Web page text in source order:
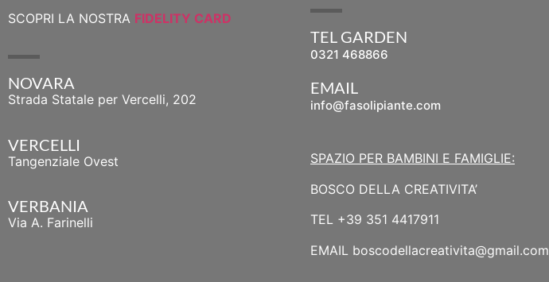
SCOPRI LA NOSTRA FIDELITY CARD
NOVARA
Strada Statale per Vercelli, 202
VERCELLI
Tangenziale Ovest
VERBANIA
Via A. Farinelli
TEL GARDEN
0321 468866
EMAIL
info@fasolipiante.com
SPAZIO PER BAMBINI E FAMIGLIE:
BOSCO DELLA CREATIVITA’
TEL +39 351 4417911
EMAIL boscodellacreativita@gmail.com